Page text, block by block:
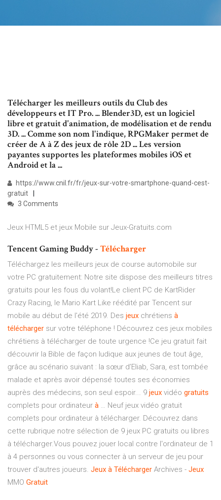
Télécharger les meilleurs outils du Club des
développeurs et IT Pro. ... Blender3D, est un logiciel
libre et gratuit d'animation, de modélisation et de rendu
3D. ... Comme son nom l'indique, RPGMaker permet de
créer de A à Z des jeux de rôle 2D ... Les version
payantes supportes les plateformes mobiles iOS et
Android et la ...
https://www.cnil.fr/fr/jeux-sur-votre-smartphone-quand-cest-
gratuit
3 Comments
Jeux HTML5 et jeux Mobile sur Jeux-Gratuits.com
Tencent Gaming Buddy - Télécharger
Téléchargez les meilleurs jeux de course automobile sur
votre PC gratuitement: Notre site dispose des meilleurs titres
gratuits pour les fous du volant!Le client PC de KartRider
Crazy Racing, le Mario Kart Like réédité par Tencent sur
mobile au début de l'été 2019. Des jeux chrétiens à
télécharger sur votre téléphone ! Découvrez ces jeux mobiles
chrétiens à télécharger de toute urgence !Ce jeu gratuit fait
découvrir la Bible de façon ludique aux jeunes de tout âge,
grâce au scénario suivant : la sœur d’Eliab, Sara, est tombée
malade et après avoir dépensé toutes ses économies
auprès des médecins, son seul espoir... 9 jeux vidéo gratuits
complets pour ordinateur à … Neuf jeux vidéo gratuit
complets pour ordinateur à télécharger. Découvrez dans
cette rubrique notre sélection de 9 jeux PC gratuits ou libres
à télécharger.Vous pouvez jouer local contre l'ordinateur de 1
à 4 personnes ou vous connecter à un serveur de jeu pour
trouver d'autres joueurs. Jeux à Télécharger Archives - Jeux
MMO Gratuit